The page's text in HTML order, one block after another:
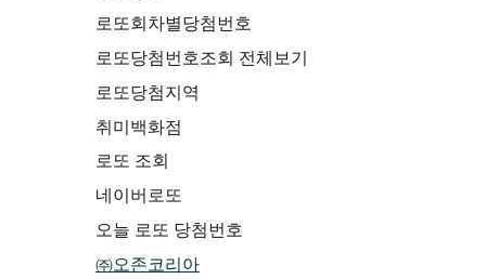
로또회차별당첨번호
로또당첨번호조회 전체보기
로또당첨지역
취미백화점
로또 조회
네이버로또
오늘 로또 당첨번호
㈜오존코리아